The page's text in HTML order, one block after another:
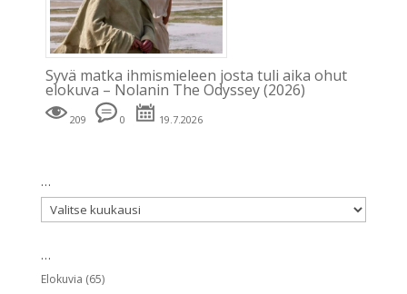
Syvä matka ihmismieleen josta tuli aika ohut
elokuva – Nolanin The Odyssey (2026)
209 0 19.7.2026
…
…
Elokuvia (65)